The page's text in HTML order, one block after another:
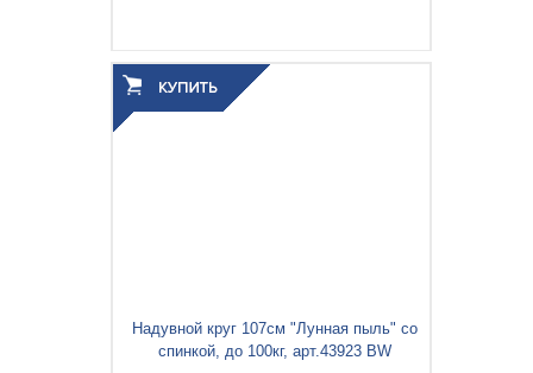
Объём упаковки, м
Надувной круг 107см "Лунная пыль" со
спинкой, до 100кг, арт.43923 BW